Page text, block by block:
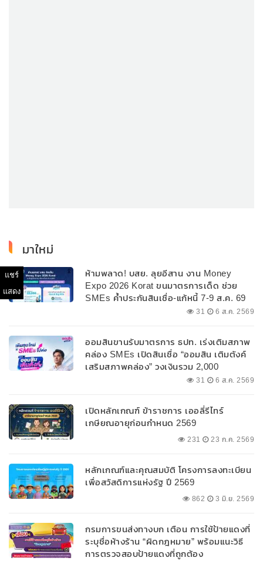
แชร์
แสดง
มาใหม่
ห้ามพลาด! บสย. ลุยอีสาน งาน Money
Expo 2026 Korat ขนมาตรการเด็ด ช่วย
SMEs ค้ำประกันสินเชื่อ-แก้หนี้ 7-9 ส.ค. 69
31 6 ส.ค. 2569
ออมสินขานรับมาตรการ ธปท. เร่งเติมสภาพ
คล่อง SMEs เปิดสินเชื่อ “ออมสิน เติมตังค์
เสริมสภาพคล่อง” วงเงินรวม 2,000
ลบ.สนับสนุนเงินทุนหมุนเวียนวงเงินกู้สูงสุด
31 6 ส.ค. 2569
เปิดหลักเกณฑ์ ข้าราชการ เออลี่รีไทร์
เกษียณอายุก่อนกำหนด 2569
231 23 ก.ค. 2569
หลักเกณฑ์และคุณสมบัติ โครงการลงทะเบียน
เพื่อสวัสดิการแห่งรัฐ ปี 2569
862 3 มิ.ย. 2569
กรมการขนส่งทางบก เตือน การใช้ป้ายแดงที่
ระบุชื่อห้างร้าน “ผิดกฎหมาย” พร้อมแนะวิธี
การตรวจสอบป้ายแดงที่ถูกต้อง